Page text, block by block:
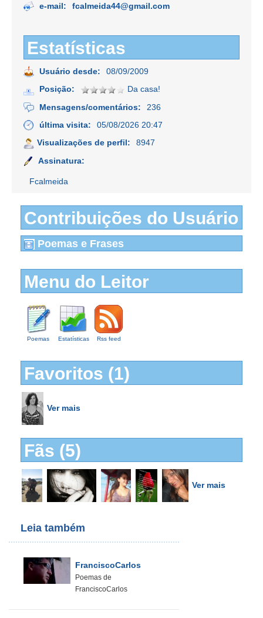
e-mail: fcalmeida44@gmail.com
Estatísticas
Usuário desde:
08/09/2009
Posição:
Da casa!
Mensagens/comentários:
236
última visita:
05/08/2026 20:47
Visualizações de perfil:
8947
Assinatura:
Fcalmeida
Contribuições do Usuário
Poemas e Frases
Menu do Leitor
Poemas Estatísticas Rss feed
Favoritos (1)
Ver mais
Fãs (5)
Ver mais
Leia também
FranciscoCarlos
Poemas de
FranciscoCarlos